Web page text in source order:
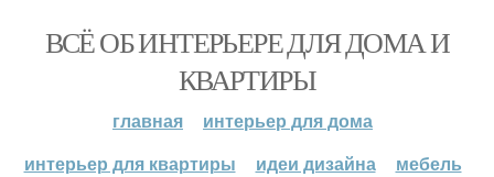
ВСЁ ОБ ИНТЕРЬЕРЕ ДЛЯ ДОМА И
КВАРТИРЫ
главная
интерьер для дома
интерьер для квартиры
идеи дизайна мебель